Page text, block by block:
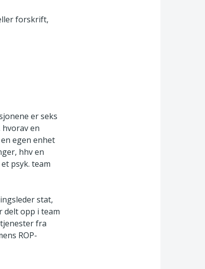
forskrift,
er seks
en
egen enhet
hhv en
psyk. team
stat,
delt opp i team
fra
ROP-